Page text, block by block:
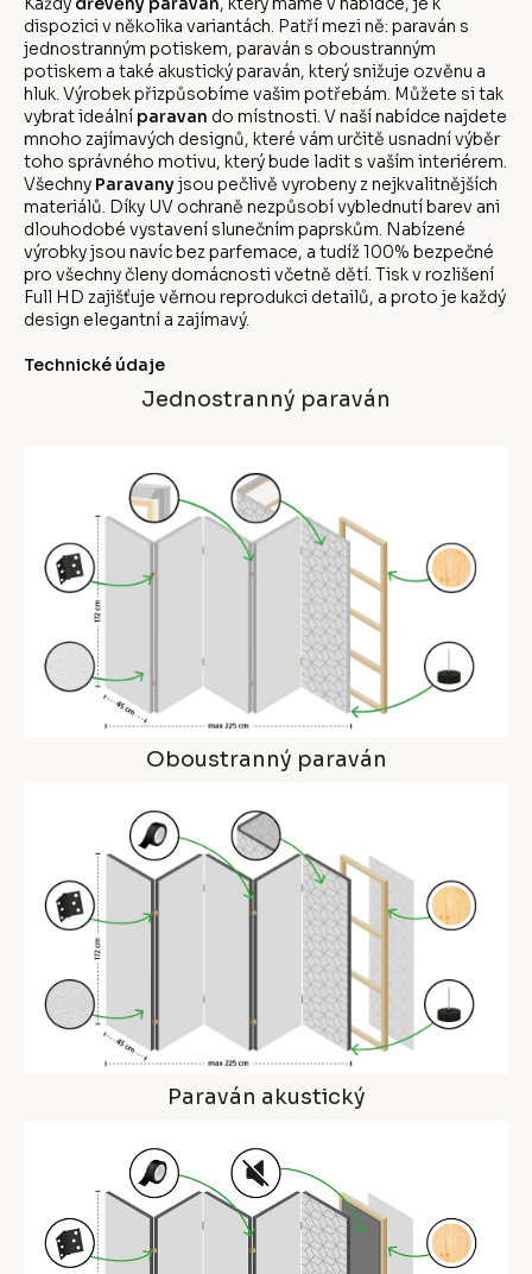
dispozici v několika variantách. Patří mezi ně: paraván s
jednostranným potiskem, paraván s oboustranným
potiskem a také akustický paraván, který snižuje ozvěnu a
hluk. Výrobek přizpůsobíme vašim potřebám. Můžete si tak
vybrat ideální paravan do místnosti. V naší nabídce najdete
mnoho zajímavých designů, které vám určitě usnadní výběr
toho správného motivu, který bude ladit s vaším interiérem.
Všechny Paravanyjsou pečlivě vyrobeny z nejkvalitnějších
materiálů. Díky UV ochraně nezpůsobí vyblednutí barev ani
dlouhodobé vystavení slunečním paprskům. Nabízené
výrobky jsou navíc bez parfemace, a tudíž 100% bezpečné
pro všechny členy domácnosti včetně dětí. Tisk v rozlišení
Full HD zajišťuje věrnou reprodukci detailů, a proto je každý
design elegantní a zajímavý.
Technické údaje
Jednostranný paraván
Oboustranný paraván
Paraván akustický